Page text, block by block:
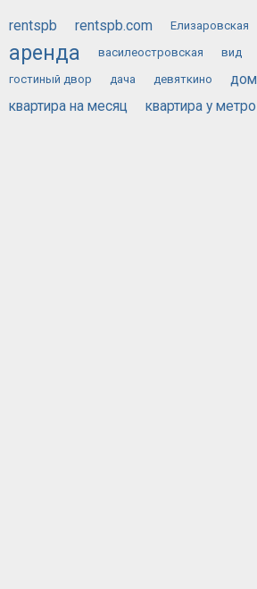
rentspb rentspb.com Елизаровская
аренда василеостровская вид
гостиный двор дача девяткино
дом
квартира на месяц
квартира у метро